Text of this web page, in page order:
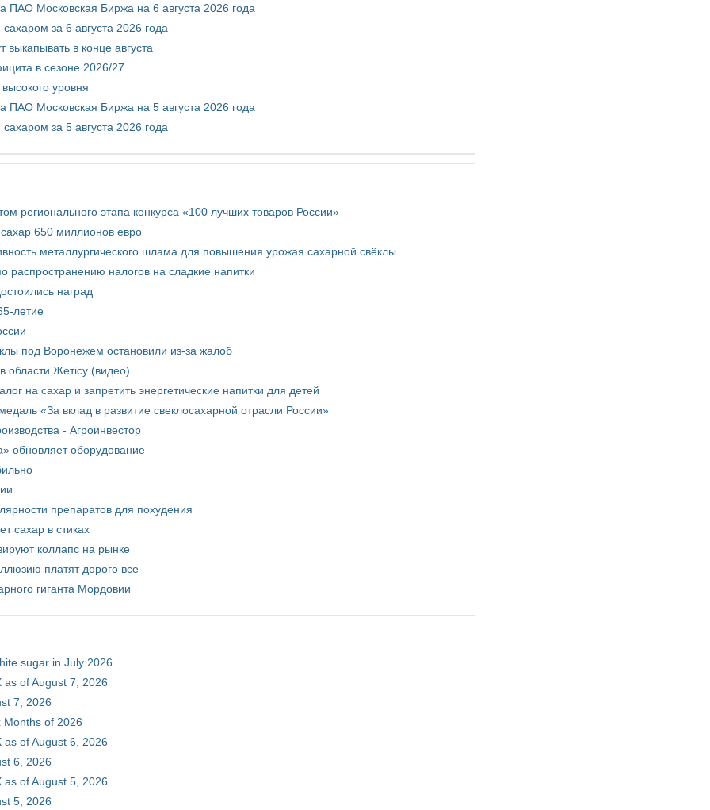
Московская Биржа на 6 августа 2026 года
за 6 августа 2026 года
выкапывать в конце августа
в сезоне 2026/27
уровня
Московская Биржа на 5 августа 2026 года
за 5 августа 2026 года
регионального этапа конкурса «100 лучших товаров России»
650 миллионов евро
металлургического шлама для повышения урожая сахарной свёклы
налогов на сладкие напитки
наград
летие
под Воронежем остановили из-за жалоб
области Жетісу (видео)
на сахар и запретить энергетические напитки для детей
«За вклад в развитие свеклосахарной отрасли России»
- Агроинвестор
обновляет оборудование
препаратов для похудения
сахар в стиках
коллапс на рынке
платят дорого все
гиганта Мордовии
sugar in July 2026
as of August 7, 2026
7, 2026
Months of 2026
as of August 6, 2026
6, 2026
as of August 5, 2026
5, 2026